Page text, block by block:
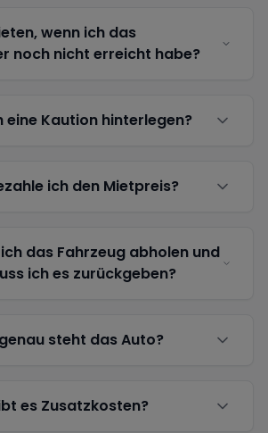
wenn ich das
noch nicht erreicht habe?
eine Kaution hinterlegen?
ich den Mietpreis?
das Fahrzeug abholen und
ich es zurückgeben?
steht das Auto?
es Zusatzkosten?